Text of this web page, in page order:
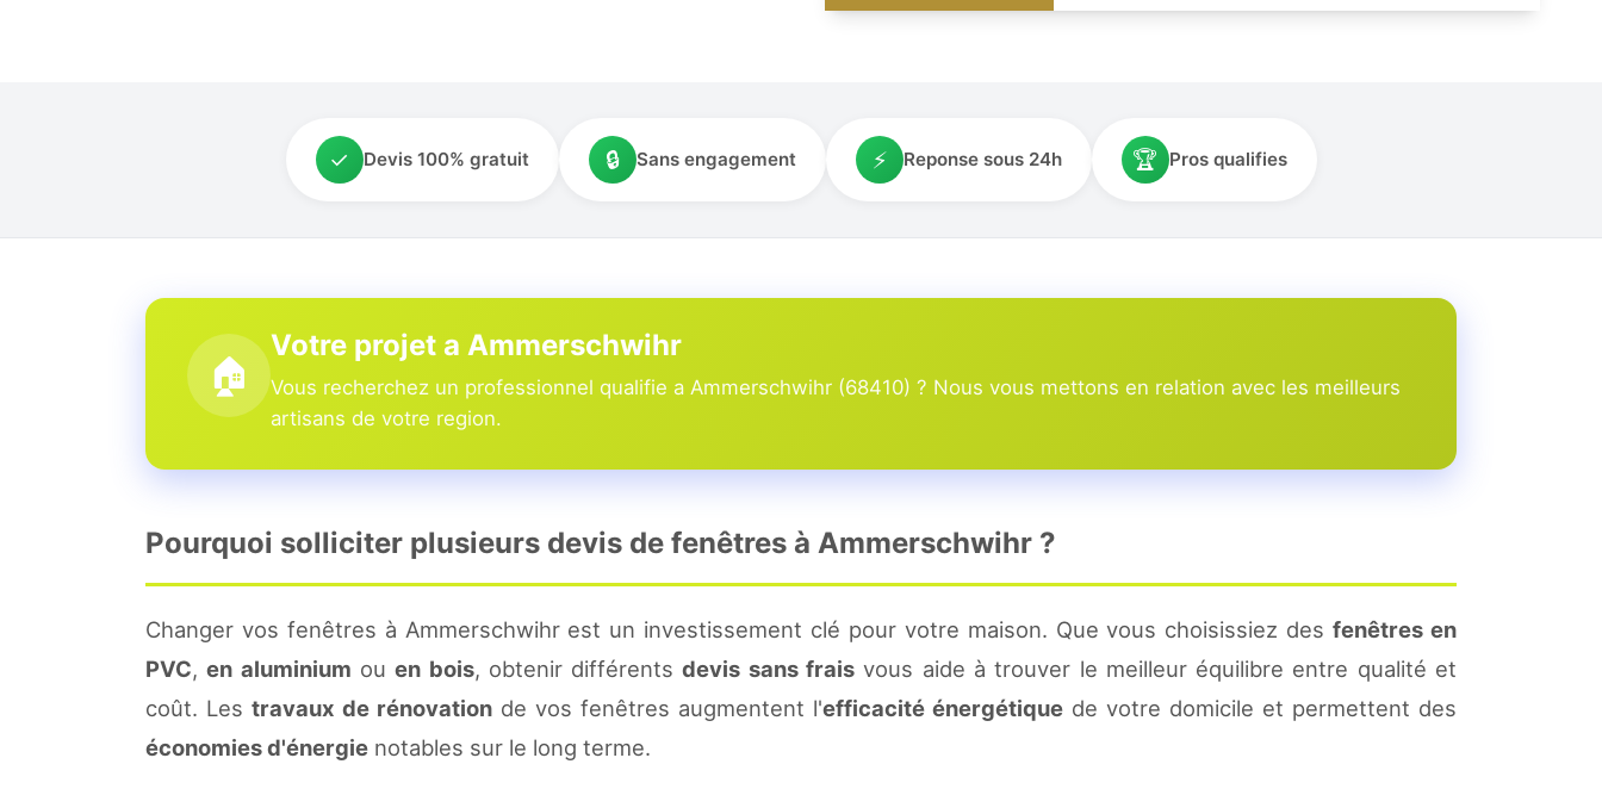
✓ Devis 100% gratuit 🔒 Sans engagement ⚡ Reponse sous 24h 🏆 Pros qualifies
🏠
Votre projet a Ammerschwihr
Vous recherchez un professionnel qualifie a Ammerschwihr (68410) ? Nous vous mettons en relation avec les meilleurs
artisans de votre region.
Pourquoi solliciter plusieurs devis de fenêtres à Ammerschwihr ?
Changer vos fenêtres à Ammerschwihr est un investissement clé pour votre maison. Que vous choisissiez desfenêtres en
PVC,en aluminium ouen bois, obtenir différentsdevis sans frais vous aide à trouver le meilleur équilibre entre qualité et
coût. Les travaux de rénovation de vos fenêtres augmentent l'efficacité énergétique de votre domicile et permettent des
économies d'énergie notables sur le long terme.